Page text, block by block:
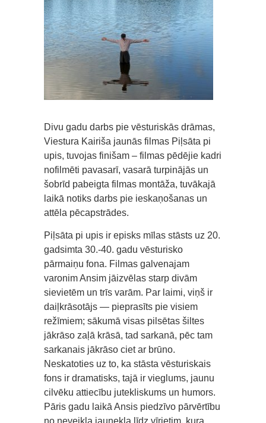
Divu gadu darbs pie vēsturiskās drāmas,
Viestura Kairiša jaunās filmas Piļsāta pi
upis, tuvojas finišam – filmas pēdējie kadri
nofilmēti pavasarī, vasarā turpinājās un
šobrīd pabeigta filmas montāža, tuvākajā
laikā notiks darbs pie ieskaņošanas un
attēla pēcapstrādes.
Piļsāta pi upis ir episks mīlas stāsts uz 20.
gadsimta 30.-40. gadu vēsturisko
pārmaiņu fona. Filmas galvenajam
varonim Ansim jāizvēlas starp divām
sievietēm un trīs varām. Par laimi, viņš ir
daiļkrāsotājs — pieprasīts pie visiem
režīmiem; sākumā visas pilsētas šiltes
jākrāso zaļā krāsā, tad sarkanā, pēc tam
sarkanais jākrāso ciet ar brūno.
Neskatoties uz to, ka stāsta vēsturiskais
fons ir dramatisks, tajā ir vieglums, jaunu
cilvēku attiecību jutekliskums un humors.
Pāris gadu laikā Ansis piedzīvo pārvērtību
no neveikla jaunekļa līdz vīrietim, kura